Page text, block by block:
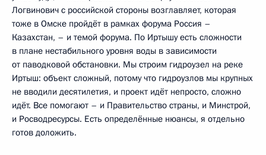
Логвинович с российской стороны возглавляет, которая
тоже в Омске пройдёт в рамках форума Россия –
Казахстан, – и темой форума. По Иртышу есть сложности
в плане нестабильного уровня воды в зависимости
от паводковой обстановки. Мы строим гидроузел на реке
Иртыш: объект сложный, потому что гидроузлов мы крупных
не вводили десятилетия, и проект идёт непросто, сложно
идёт. Все помогают – и Правительство страны, и Минстрой,
и Росводресурсы. Есть определённые нюансы, я отдельно
готов доложить.